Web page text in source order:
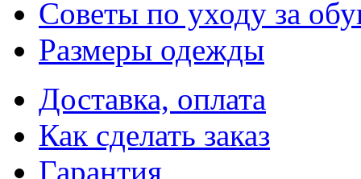
Советы по уходу за
Размеры одежды
Доставка, оплата
Как сделать заказ
Гарантия